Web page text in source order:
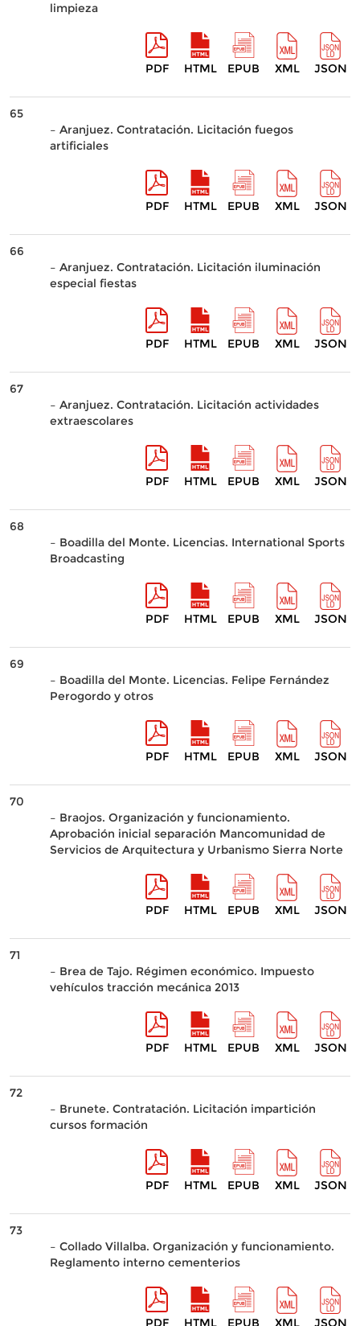
limpieza
PDF HTML EPUB XML JSON
65
– Aranjuez. Contratación. Licitación fuegos
artificiales
PDF HTML EPUB XML JSON
66
– Aranjuez. Contratación. Licitación iluminación
especial fiestas
PDF HTML EPUB XML JSON
67
– Aranjuez. Contratación. Licitación actividades
extraescolares
PDF HTML EPUB XML JSON
68
– Boadilla del Monte. Licencias. International Sports
Broadcasting
PDF HTML EPUB XML JSON
69
– Boadilla del Monte. Licencias. Felipe Fernández
Perogordo y otros
PDF HTML EPUB XML JSON
70
– Braojos. Organización y funcionamiento.
Aprobación inicial separación Mancomunidad de
Servicios de Arquitectura y Urbanismo Sierra Norte
PDF HTML EPUB XML JSON
71
– Brea de Tajo. Régimen económico. Impuesto
vehículos tracción mecánica 2013
PDF HTML EPUB XML JSON
72
– Brunete. Contratación. Licitación impartición
cursos formación
PDF HTML EPUB XML JSON
73
– Collado Villalba. Organización y funcionamiento.
Reglamento interno cementerios
PDF HTML EPUB XML JSON